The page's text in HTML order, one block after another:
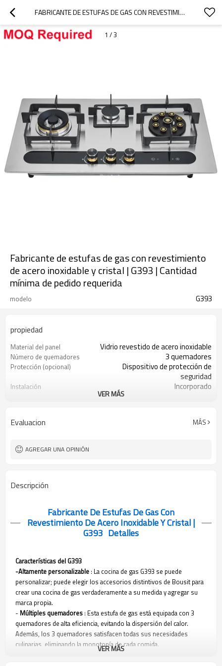
FABRICANTE DE ESTUFAS DE GAS CON REVESTIMIENTO DE ACERO INOXIDABLE Y CRISTAL | G393 | CANTIDAD MÍNIMA DE PEDIDO REQUERIDA
1 /3
Fabricante de estufas de gas con revestimiento
de acero inoxidable y cristal | G393 | Cantidad
mínima de pedido requerida
modelo G393
propiedad
Material del panel Vidrio revestido de acero inoxidable
Número de quemadores 3 quemadores
Protección (opcional)
Dispositivo de protección de
seguridad
Instalación Incorporado
Hierro
Tipo de gas NG/LPG
Cantidad mínima de pedido
VER MÁS
Evaluacion MÁS
AGREGAR UNA OPINIÓN
Descripción
Fabricante De Estufas De Gas Con
Revestimiento De Acero Inoxidable Y Cristal |
G393 Detalles
Características del G393
-Altamente personalizable : La cocina de gas G393 se puede
personalizar; puede elegir los accesorios distintivos de Bousit para
crear una cocina de gas verdaderamente a su medida y agregar su
marca propia.
- Múltiples quemadores : Esta estufa de gas está equipada con 3
quemadores de alta eficiencia, evitando la dispersión del calor.
Además, los 3 quemadores satisfacen todas sus necesidades
culinarias, eliminando la monotonía de cada comida.
VER MÁS